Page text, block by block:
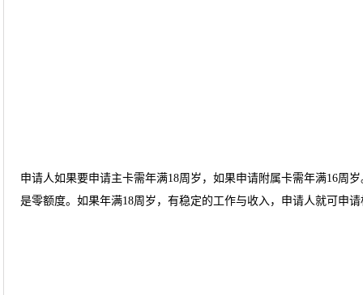
申请人如果要申请主卡需年满18周岁，如果申请附属卡需年满16周
是零额度。如果年满18周岁，有稳定的工作与收入，申请人就可申